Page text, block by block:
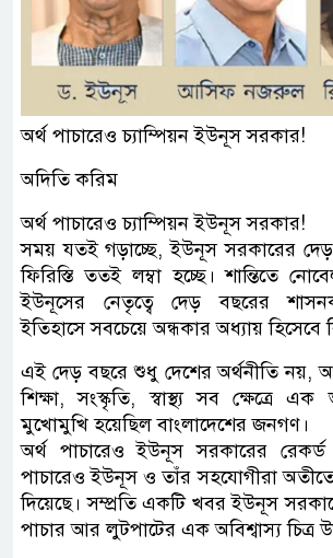
অর্থ পাচারেও চ্যাম্পিয়ন ইউনূস সরকার!
অদিতি করিম
অর্থ পাচারেও চ্যাম্পিয়ন ইউনূস সরকার!
সময় যতই গড়াচ্ছে, ইউনূস সরকারের
ফিরিস্তি ততই লম্বা হচ্ছে। শান্তিতে
ইউনূসের নেতৃত্বে দেড় বছরের
ইতিহাসে সবচেয়ে অন্ধকার অধ্যায় হিসেবে
এই দেড় বছরে শুধু দেশের অর্থনীতি নয়,
শিক্ষা, সংস্কৃতি, স্বাস্থ্য সব ক্ষেত্রে এক
মুখোমুখি হয়েছিল বাংলাদেশের জনগণ।
অর্থ পাচারেও ইউনূস সরকারের রেকর্ড
পাচারেও ইউনূস ও তাঁর সহযোগীরা
দিয়েছে। সম্প্রতি একটি খবর ইউনূস
পাচার আর লুটপাটের এক অবিশ্বাস্য চিত্র